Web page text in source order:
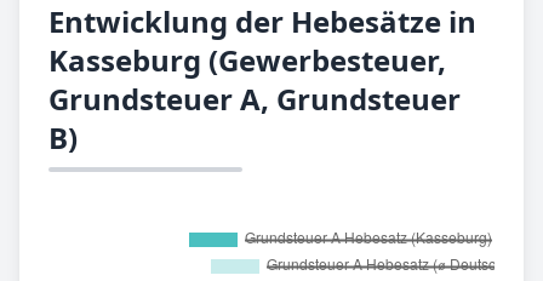
Entwicklung der Hebesätze in
Kasseburg (Gewerbesteuer,
Grundsteuer A, Grundsteuer
B)